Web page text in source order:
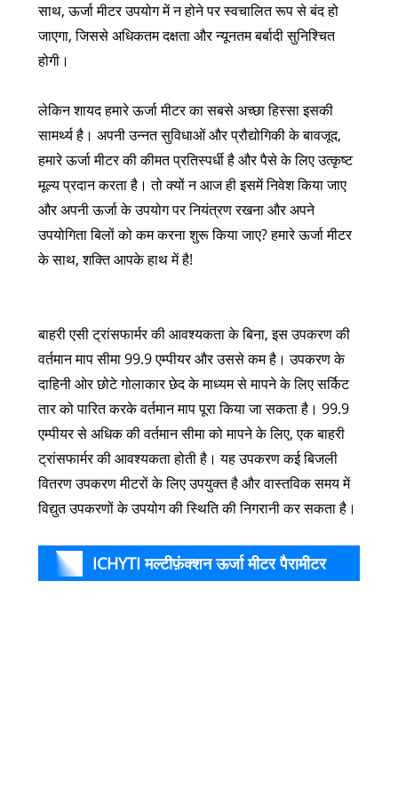
साथ, ऊर्जा मीटर उपयोग में न होने पर स्वचालित रूप से बंद हो
जाएगा, जिससे अधिकतम दक्षता और न्यूनतम बर्बादी सुनिश्चित
होगी।
लेकिन शायद हमारे ऊर्जा मीटर का सबसे अच्छा हिस्सा इसकी
सामर्थ्य है। अपनी उन्नत सुविधाओं और प्रौद्योगिकी के बावजूद,
हमारे ऊर्जा मीटर की कीमत प्रतिस्पर्धी है और पैसे के लिए उत्कृष्ट
मूल्य प्रदान करता है। तो क्यों न आज ही इसमें निवेश किया जाए
और अपनी ऊर्जा के उपयोग पर नियंत्रण रखना और अपने
उपयोगिता बिलों को कम करना शुरू किया जाए? हमारे ऊर्जा मीटर
के साथ, शक्ति आपके हाथ में है!
बाहरी एसी ट्रांसफार्मर की आवश्यकता के बिना, इस उपकरण की
वर्तमान माप सीमा 99.9 एम्पीयर और उससे कम है। उपकरण के
दाहिनी ओर छोटे गोलाकार छेद के माध्यम से मापने के लिए सर्किट
तार को पारित करके वर्तमान माप पूरा किया जा सकता है। 99.9
एम्पीयर से अधिक की वर्तमान सीमा को मापने के लिए, एक बाहरी
ट्रांसफार्मर की आवश्यकता होती है। यह उपकरण कई बिजली
वितरण उपकरण मीटरों के लिए उपयुक्त है और वास्तविक समय में
विद्युत उपकरणों के उपयोग की स्थिति की निगरानी कर सकता है।
ICHYTI मल्टीफ़ंक्शन ऊर्जा मीटर पैरामीटर